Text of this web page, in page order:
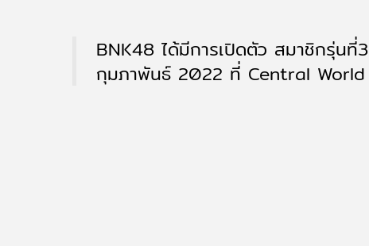
BNK48 ได้มีการเปิดตัว สมาชิกรุ่น
กุมภาพันธ์ 2022 ที่ Central World